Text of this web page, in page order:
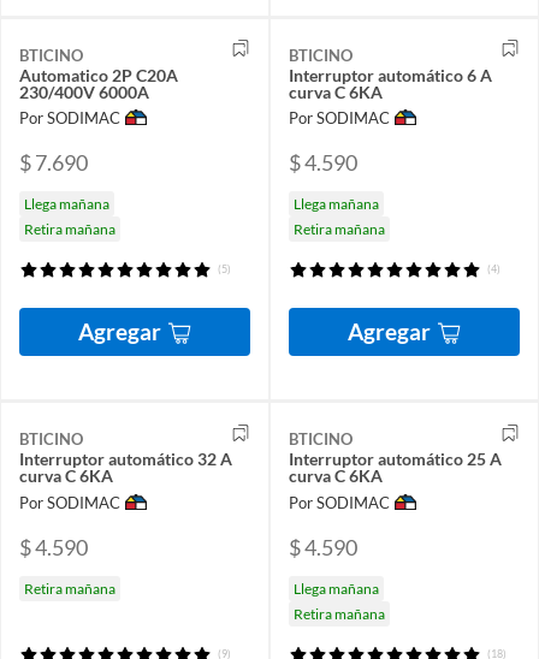
BTICINO
Automatico 2P C20A
230/400V 6000A
Por SODIMAC
$ 7.690
Llega mañana
Retira mañana
(5)
Agregar
BTICINO
Interruptor automático 6 A
curva C 6KA
Por SODIMAC
$ 4.590
Llega mañana
Retira mañana
(4)
Agregar
BTICINO
Interruptor automático 32 A
curva C 6KA
Por SODIMAC
$ 4.590
Retira mañana
(9)
BTICINO
Interruptor automático 25 A
curva C 6KA
Por SODIMAC
$ 4.590
Llega mañana
Retira mañana
(18)